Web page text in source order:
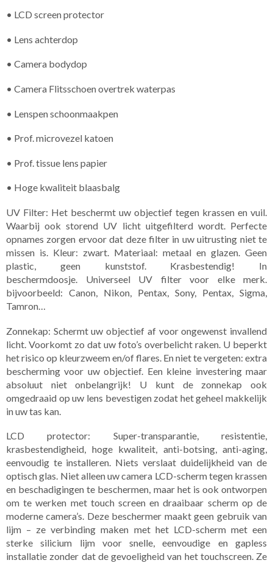
• LCD screen protector
• Lens achterdop
• Camera bodydop
• Camera Flitsschoen overtrek waterpas
• Lenspen schoonmaakpen
• Prof. microvezel katoen
• Prof. tissue lens papier
• Hoge kwaliteit blaasbalg
UV Filter: Het beschermt uw objectief tegen krassen en vuil.
Waarbij ook storend UV licht uitgefilterd wordt. Perfecte
opnames zorgen ervoor dat deze filter in uw uitrusting niet te
missen is. Kleur: zwart. Materiaal: metaal en glazen. Geen
plastic, geen kunststof. Krasbestendig! In
beschermdoosje. Universeel UV filter voor elke merk.
bijvoorbeeld: Canon, Nikon, Pentax, Sony, Pentax, Sigma,
Tamron…
Zonnekap: Schermt uw objectief af voor ongewenst invallend
licht. Voorkomt zo dat uw foto’s overbelicht raken. U beperkt
het risico op kleurzweem en/of flares. En niet te vergeten: extra
bescherming voor uw objectief. Een kleine investering maar
absoluut niet onbelangrijk! U kunt de zonnekap ook
omgedraaid op uw lens bevestigen zodat het geheel makkelijk
in uw tas kan.
LCD protector: Super-transparantie, resistentie,
krasbestendigheid, hoge kwaliteit, anti-botsing, anti-aging,
eenvoudig te installeren. Niets verslaat duidelijkheid van de
optisch glas. Niet alleen uw camera LCD-scherm tegen krassen
en beschadigingen te beschermen, maar het is ook ontworpen
om te werken met touch screen en draaibaar scherm op de
moderne camera’s. Deze beschermer maakt geen gebruik van
lijm – ze verbinding maken met het LCD-scherm met een
sterke silicium lijm voor snelle, eenvoudige en gapless
installatie zonder dat de gevoeligheid van het touchscreen. Ze